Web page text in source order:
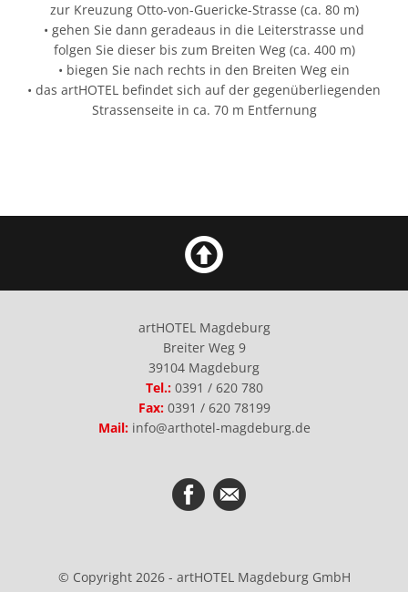
zur Kreuzung Otto-von-Guericke-Strasse (ca. 80 m)
• gehen Sie dann geradeaus in die Leiterstrasse und
folgen Sie dieser bis zum Breiten Weg (ca. 400 m)
• biegen Sie nach rechts in den Breiten Weg ein
• das artHOTEL befindet sich auf der gegenüberliegenden
Strassenseite in ca. 70 m Entfernung
artHOTEL Magdeburg
Breiter Weg 9
39104 Magdeburg
Tel.: 0391 / 620 780
Fax:0391 / 620 78199
Mail: info@arthotel-magdeburg.de
© Copyright 2026 - artHOTEL Magdeburg GmbH